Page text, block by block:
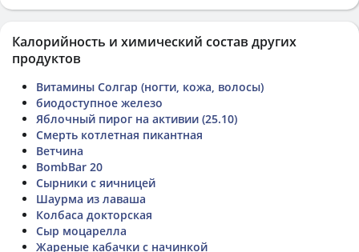
Калорийность и химический состав других
продуктов
Витамины Солгар (ногти, кожа, волосы)
биодоступное железо
Яблочный пирог на активии (25.10)
Смерть котлетная пикантная
Ветчина
BombBar 20
Сырники с яичницей
Шаурма из лаваша
Колбаса докторская
Сыр моцарелла
Жареные кабачки с начинкой